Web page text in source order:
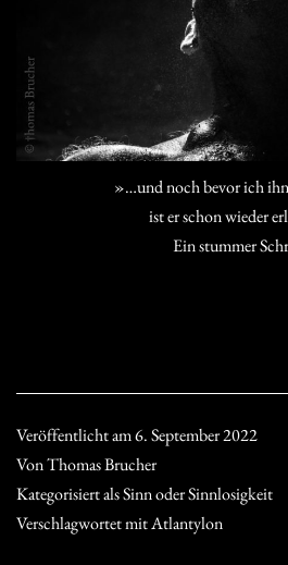
»…und noch bevor ich
ist er schon wieder
Ein stummer
Veröffentlicht am6. September 2022
VonThomas Brucher
Kategorisiert alsSinn oder Sinnlosigkeit
Verschlagwortet mitAtlantylon